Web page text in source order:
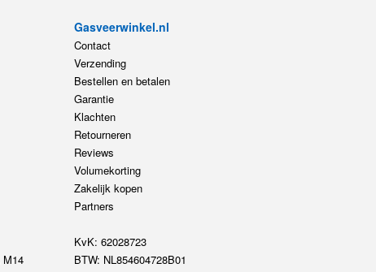
M14
Gasveerwinkel.nl
Contact
Verzending
Bestellen en betalen
Garantie
Klachten
Retourneren
Reviews
Volumekorting
Zakelijk kopen
Partners
KvK: 62028723
BTW: NL854604728B01